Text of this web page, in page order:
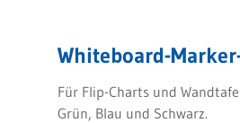
Whiteboard-
Für Flip-Charts und
Grün, Blau und Schwarz.